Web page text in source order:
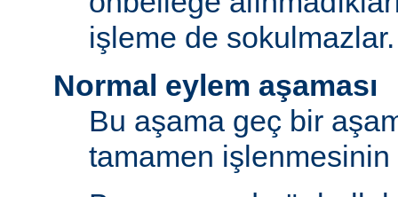
işleme de sokulmazlar.
Normal eylem aşaması
Bu aşama geç bir
tamamen işlenmesinin